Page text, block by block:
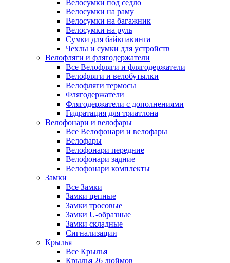
Велосумки под седло
Велосумки на раму
Велосумки на багажник
Велосумки на руль
Сумки для байкпакинга
Чехлы и сумки для устройств
Велофляги и флягодержатели
Все Велофляги и флягодержатели
Велофляги и велобутылки
Велофляги термосы
Флягодержатели
Флягодержатели с дополнениями
Гидратация для триатлона
Велофонари и велофары
Все Велофонари и велофары
Велофары
Велофонари передние
Велофонари задние
Велофонари комплекты
Замки
Все Замки
Замки цепные
Замки тросовые
Замки U-образные
Замки складные
Сигнализации
Крылья
Все Крылья
Крылья 26 дюймов